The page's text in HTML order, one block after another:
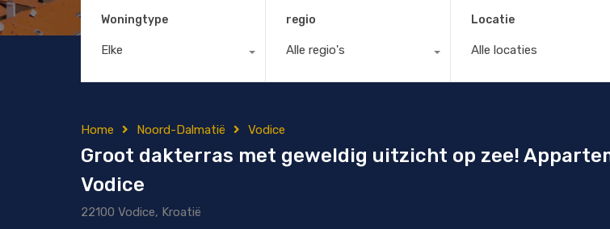
Woningtype
Elke
regio
Alle regio's
Locatie
Alle locaties
Home Noord-Dalmatië Vodice
Groot dakterras met geweldig uitzicht op zee!
Vodice
22100 Vodice, Kroatië